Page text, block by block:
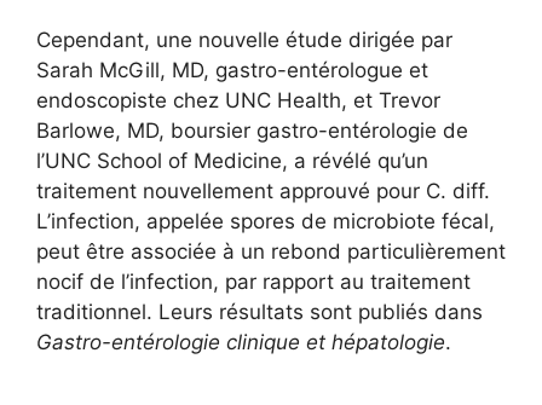
Cependant, une nouvelle étude dirigée par
Sarah McGill, MD, gastro-entérologue et
endoscopiste chez UNC Health, et Trevor
Barlowe, MD, boursier gastro-entérologie de
l’UNC School of Medicine, a révélé qu’un
traitement nouvellement approuvé pour C. diff.
L’infection, appelée spores de microbiote fécal,
peut être associée à un rebond particulièrement
nocif de l’infection, par rapport au traitement
traditionnel. Leurs résultats sont publiés dans
Gastro-entérologie clinique et hépatologie.